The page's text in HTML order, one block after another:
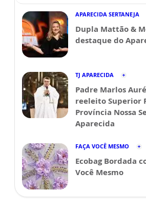
APARECIDA SERTANEJA
Dupla Mattão &
destaque do
TJ APARECIDA
Padre Marlos
reeleito Superior
Província Nossa
Aparecida
FAÇA VOCÊ MESMO
Ecobag Bordada
Você Mesmo